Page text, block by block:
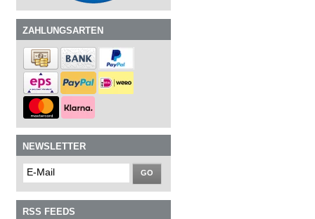
ZAHLUNGSARTEN
NEWSLETTER
GO
RSS FEEDS